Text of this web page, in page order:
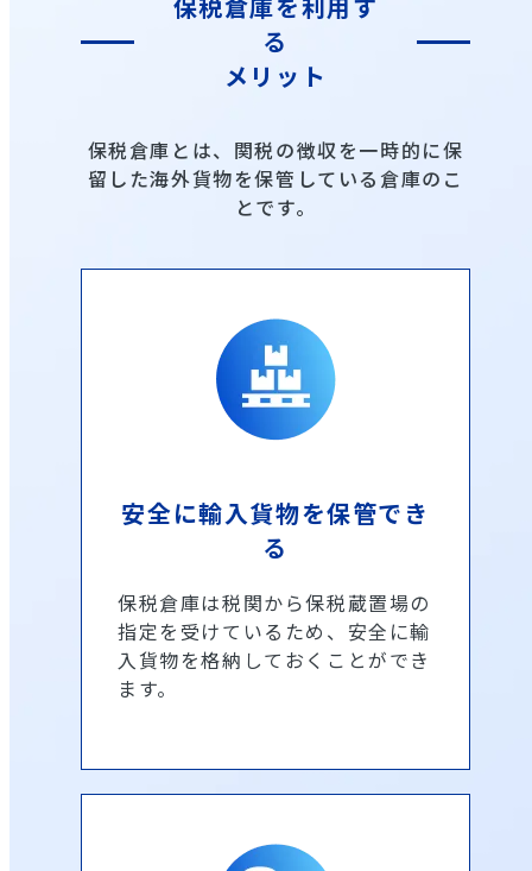
る
メリット
保税倉庫とは、関税の徴収を一時的に保
留した海外貨物を保管している倉庫のこ
とです。
安全に輸入貨物を保管でき
る
保税倉庫は税関から保税蔵置場の
指定を受けているため、安全に輸
入貨物を格納しておくことができ
ます。